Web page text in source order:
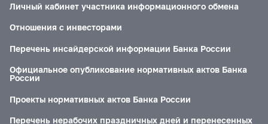
Личный кабинет участника информационного обмена
Отношения с инвесторами
Перечень инсайдерской информации Банка России
Официальное опубликование нормативных актов Банка
России
Проекты нормативных актов Банка России
Перечень нерабочих праздничных дней и перенесенных